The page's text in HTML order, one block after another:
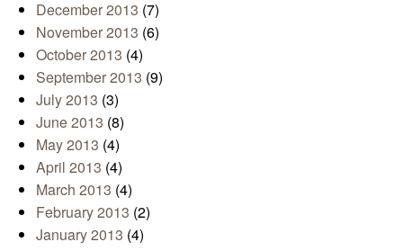
December 2013 (7)
November 2013 (6)
October 2013 (4)
September 2013 (9)
July 2013 (3)
June 2013 (8)
May 2013 (4)
April 2013 (4)
March 2013 (4)
February 2013 (2)
January 2013 (4)